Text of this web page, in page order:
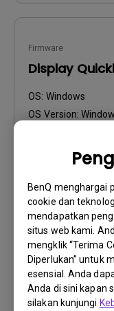
BenQ menghargai
cookie dan
mendapatkan
situs web kami.
mengklik “Terima
Diperlukan” untuk
esensial. Anda
Anda di sini kapan
silakan kunjungi
Firmware
Display
OS: Windows
OS Version:
2026/07/
Ukuran File:
37.21
Unduh
Firmware
Display